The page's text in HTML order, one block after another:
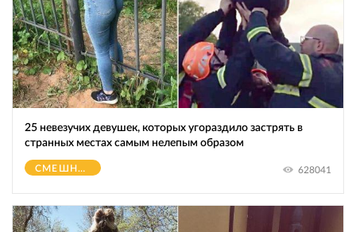
25 невезучих девушек, которых угораздило застрять в
странных местах самым нелепым образом
СМЕШНОЕ 628041